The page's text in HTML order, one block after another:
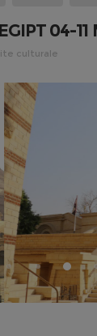
04-
culturale